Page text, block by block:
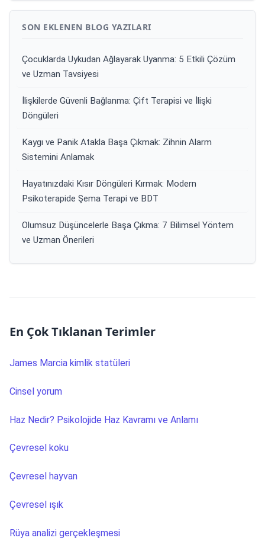
SON EKLENEN BLOG YAZILARI
Çocuklarda Uykudan Ağlayarak Uyanma: 5 Etkili Çözüm
ve Uzman Tavsiyesi
İlişkilerde Güvenli Bağlanma: Çift Terapisi ve İlişki
Döngüleri
Kaygı ve Panik Atakla Başa Çıkmak: Zihnin Alarm
Sistemini Anlamak
Hayatınızdaki Kısır Döngüleri Kırmak: Modern
Psikoterapide Şema Terapi ve BDT
Olumsuz Düşüncelerle Başa Çıkma: 7 Bilimsel Yöntem
ve Uzman Önerileri
En Çok Tıklanan Terimler
James Marcia kimlik statüleri
Cinsel yorum
Haz Nedir? Psikolojide Haz Kavramı ve Anlamı
Çevresel koku
Çevresel hayvan
Çevresel ışık
Rüya analizi gerçekleşmesi